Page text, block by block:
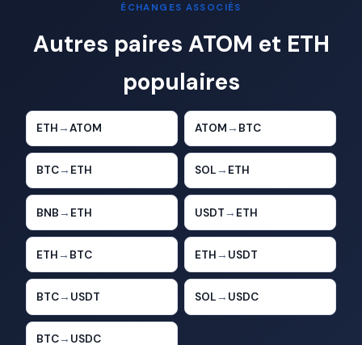
ÉCHANGES ASSOCIÉS
Autres paires ATOM et ETH
populaires
ETH →ATOM ATOM → BTC
BTC→ ETH SOL → ETH
BNB → ETH USDT → ETH
ETH → BTC ETH → USDT
BTC→ USDT SOL → USDC
BTC→ USDC